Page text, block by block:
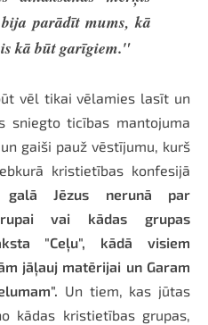
parādīt mums, kā
kā būt garīgiem."
vēl tikai vēlamies lasīt un
sniegto ticības mantojuma
gaiši pauž vēstījumu, kurš
kristietības konfesijā
galā Jēzus nerunā par
vai kādas grupas
"Ceļu", kādā visiem
jāļauj matērijai un Garam
Un tiem, kas jūtas
kādas kristietības grupas,